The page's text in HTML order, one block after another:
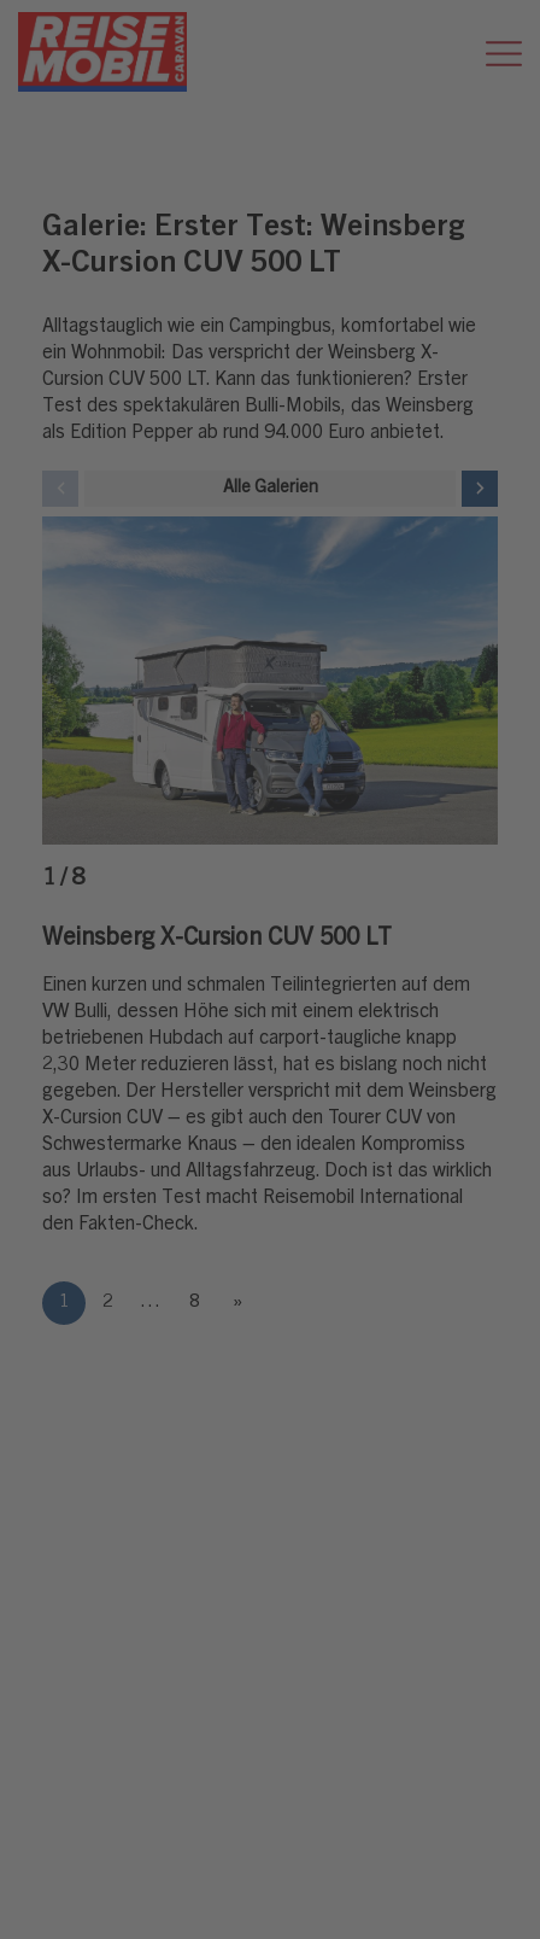
Galerie: Erster Test: Weinsberg
X-Cursion CUV 500 LT
Alltagstauglich wie ein Campingbus, komfortabel wie
ein Wohnmobil: Das verspricht der Weinsberg X-
Cursion CUV 500 LT. Kann das funktionieren? Erster
Test des spektakulären Bulli-Mobils, das Weinsberg
als Edition Pepper ab rund 94.000 Euro anbietet.
Alle Galerien
1 / 8
Weinsberg X-Cursion CUV 500 LT
Einen kurzen und schmalen Teilintegrierten auf dem
VW Bulli, dessen Höhe sich mit einem elektrisch
betriebenen Hubdach auf carport-taugliche knapp
2,30 Meter reduzieren lässt, hat es bislang noch nicht
gegeben. Der Hersteller verspricht mit dem Weinsberg
X-Cursion CUV – es gibt auch den Tourer CUV von
Schwestermarke Knaus – den idealen Kompromiss
aus Urlaubs- und Alltagsfahrzeug. Doch ist das wirklich
so? Im ersten Test macht Reisemobil International
den Fakten-Check.
1 2 … 8 »